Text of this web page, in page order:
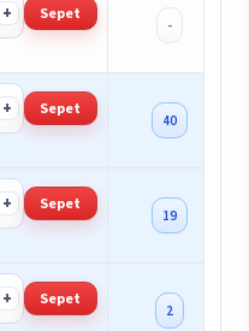
+ Sepet
-
+ Sepet
40
+ Sepet
19
+ Sepet
2